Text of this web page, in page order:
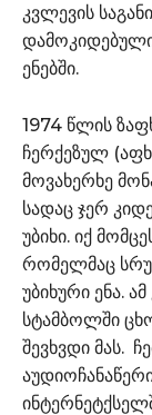
კვლევის
ენებში.
1974 წლის
ჩერქეზულ
მოვახერხე
სადაც ჯერ
უბიხი. იქ
რომელმაც
უბიხური ენა.
სტამბოლში
შევხვდი მას.